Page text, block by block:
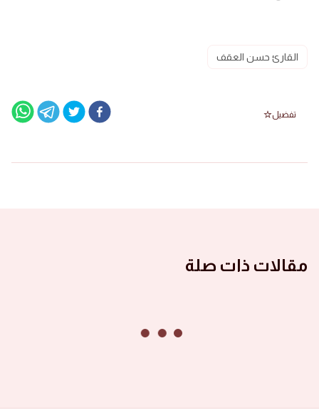
القارئ حسن العقف
تفضيل
مقالات ذات صلة